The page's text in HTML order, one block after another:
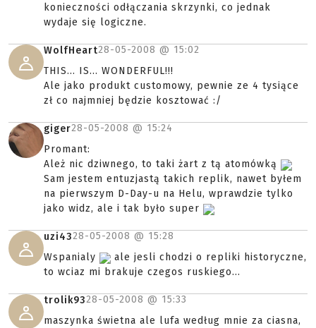
konieczności odłączania skrzynki, co jednak
wydaje się logiczne.
WolfHeart28-05-2008 @ 15:02
THIS... IS... WONDERFUL!!!
Ale jako produkt customowy, pewnie ze 4 tysiące
zł co najmniej będzie kosztować :/
giger28-05-2008 @ 15:24
Promant:
Ależ nic dziwnego, to taki żart z tą atomówką
Sam jestem entuzjastą takich replik, nawet byłem
na pierwszym D-Day-u na Helu, wprawdzie tylko
jako widz, ale i tak było super
uzi4328-05-2008 @ 15:28
Wspanialy
ale jesli chodzi o repliki historyczne,
to wciaz mi brakuje czegos ruskiego...
trolik9328-05-2008 @ 15:33
maszynka świetna ale lufa według mnie za ciasna,